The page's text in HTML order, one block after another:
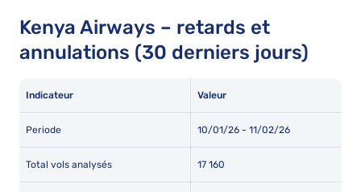
Kenya Airways – retards et
annulations (30 derniers jours)
Indicateur Valeur
Periode 10/01/26 - 11/02/26
Total vols analysés 17 160